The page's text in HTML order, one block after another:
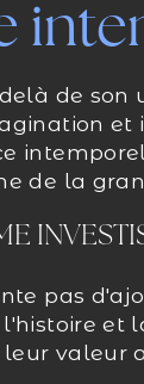
de
et
de la
pas
et
valeur